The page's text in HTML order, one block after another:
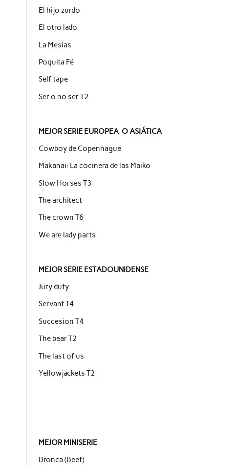
El hijo zurdo
El otro lado
La Mesías
Poquita Fé
Self tape
Ser o no ser T2
MEJOR SERIE EUROPEA O ASIÁTICA
Cowboy de Copenhague
Makanai: La cocinera de las Maiko
Slow Horses T3
The architect
The crown T6
We are lady parts
MEJOR SERIE ESTADOUNIDENSE
Jury duty
Servant T4
Succesion T4
The bear T2
The last of us
Yellowjackets T2
MEJOR MINISERIE
Bronca (Beef)